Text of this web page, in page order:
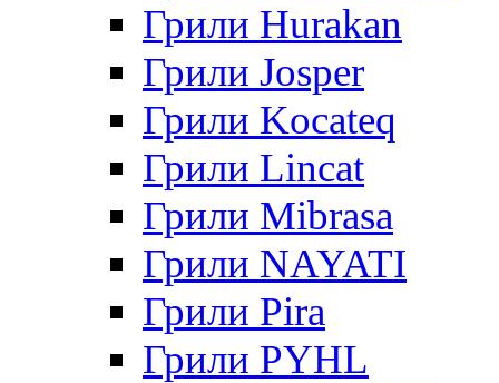
Грили Hurakan
Грили Josper
Грили Kocateq
Грили Lincat
Грили Mibrasa
Грили NAYATI
Грили Pira
Грили PYHL